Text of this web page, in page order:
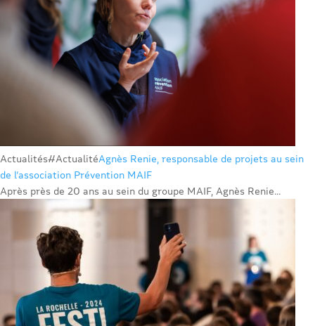
Actualités#ActualitéAgnès Renie, responsable de projets au sein
de l’association Prévention MAIF
Après près de 20 ans au sein du groupe MAIF, Agnès Renie...